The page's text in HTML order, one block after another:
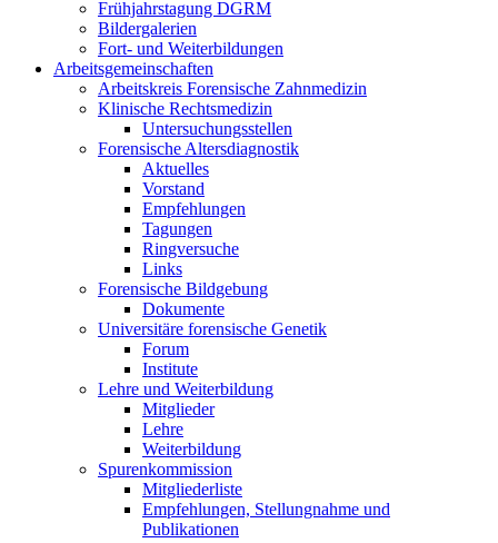
Frühjahrstagung DGRM
Bildergalerien
Fort- und Weiterbildungen
Arbeitsgemeinschaften
Arbeitskreis Forensische Zahnmedizin
Klinische Rechtsmedizin
Untersuchungsstellen
Forensische Altersdiagnostik
Aktuelles
Vorstand
Empfehlungen
Tagungen
Ringversuche
Links
Forensische Bildgebung
Dokumente
Universitäre forensische Genetik
Forum
Institute
Lehre und Weiterbildung
Mitglieder
Lehre
Weiterbildung
Spurenkommission
Mitgliederliste
Empfehlungen, Stellungnahme und
Publikationen